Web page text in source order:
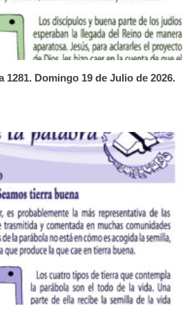
1281. Domingo 19 de Julio de 2026.